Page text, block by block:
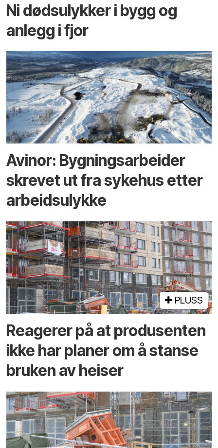
Ni dødsulykker i bygg og
anlegg i fjor
Avinor: Bygningsarbeider
skrevet ut fra sykehus etter
arbeidsulykke
PLUSS
Reagerer på at produsenten
ikke har planer om å stanse
bruken av heiser